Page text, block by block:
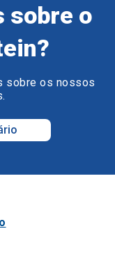
sobre o
sobre os nossos